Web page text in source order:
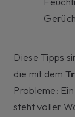
Diese Tipps
die mit dem
Probleme:
steht voller